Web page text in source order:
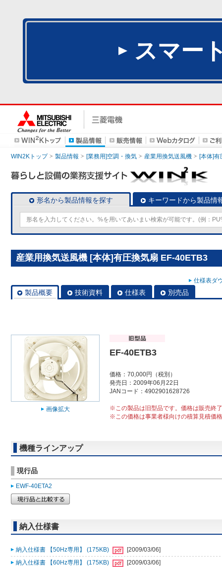
スマー
WIN2Kトップ 製品情報 [業務用]空調・換気 産業用換気送風機 [本体]有
形名から製品情報を探す キーワードから製品情
産業用換気送風機 [本体]有圧換気扇 EF-40ETB3
仕様表ダ
製品概要 技術資料 仕様表 別売品
画像拡大
EF-40ETB3
価格：70,000円（税別）
発売日：2009年06月22日
JANコード：4902901628726
※この製品は旧型品です。価格は販売終
※この価格は事業者様向けの積算見積価
機種ラインアップ
現行品
EWF-40ETA2
納入仕様書
納入仕様書 【50Hz専用】 (175KB)
[2009/03/06]
納入仕様書 【60Hz専用】 (175KB)
[2009/03/06]